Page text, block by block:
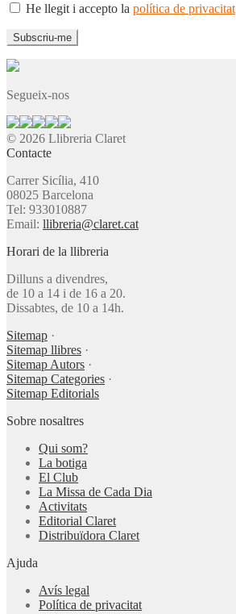
He llegit i accepto la política de privacitat
Segueix-nos
© 2026 Llibreria Claret
Contacte
Carrer Sicília, 410
08025 Barcelona
Tel: 933010887
Email: llibreria@claret.cat
Horari de la llibreria
Dilluns a divendres,
de 10 a 14 i de 16 a 20.
Dissabtes, de 10 a 14h.
Sitemap ·
Sitemap llibres ·
Sitemap Autors ·
Sitemap Categories ·
Sitemap Editorials
Sobre nosaltres
Qui som?
La botiga
El Club
La Missa de Cada Dia
Activitats
Editorial Claret
Distribuïdora Claret
Ajuda
Avís legal
Política de privacitat